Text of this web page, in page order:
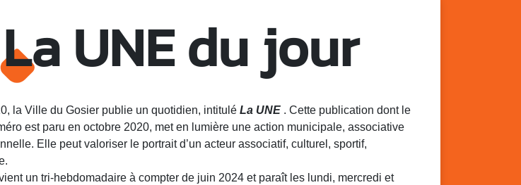
La UNE du jour
la Ville du Gosier publie un quotidien, intitulé La UNE . Cette publication dont le
est paru en octobre 2020, met en lumière une action municipale, associative
Elle peut valoriser le portrait d’un acteur associatif, culturel, sportif,
un tri-hebdomadaire à compter de juin 2024 et paraît les lundi, mercredi et